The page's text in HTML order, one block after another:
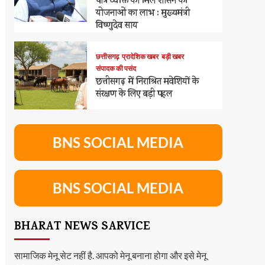
योजनाओं का लाभ : मुख्यमंत्री
विष्णुदेव साय
छत्तीसगढ़ प्रादेशिक खबर बड़ी खबर
संपादक की पसंद
छत्तीसगढ़ में निराश्रित मवेशियों के
संरक्षण के लिए बड़ी पहल
BNS SOCIAL MEDIA
BNS SOCIAL MEDIA
BHARAT NEWS SARVICE
सामाजिक मेनू सेट नहीं है. आपको मेनू बनाना होगा और इसे मेनू